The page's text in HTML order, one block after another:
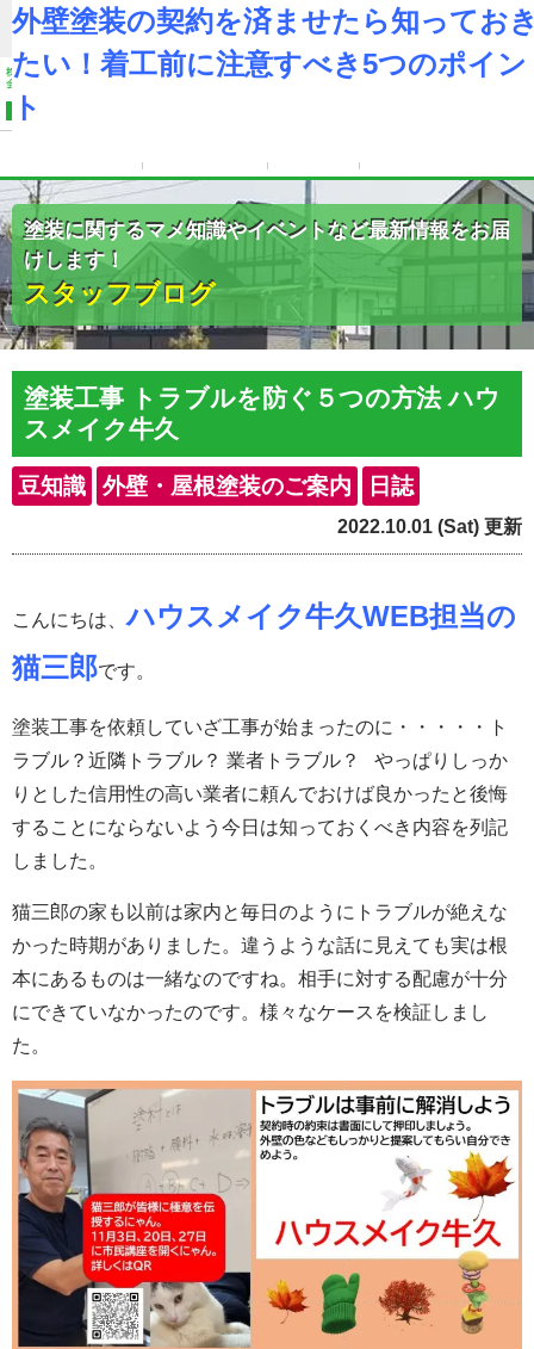
牛久店
つくば本
MENU
茨城県牛久市、つくば市、龍ヶ崎市の外壁塗装、屋根リフォーム専門店
塗装に関するマメ知識やイベントなど最新情報をお届
けします！
スタッフブログ
塗装工事 トラブルを防ぐ５つの方法 ハウ
スメイク牛久
豆知識 外壁・屋根塗装のご案内 日誌
2022.10.01 (Sat) 更新
こんにちは、ハウスメイク牛久WEB担当の
猫三郎です。
塗装工事を依頼していざ工事が始まったのに・・・・・ト
ラブル？近隣トラブル？ 業者トラブル？ やっぱりしっか
りとした信用性の高い業者に頼んでおけば良かったと後悔
することにならないよう今日は知っておくべき内容を列記
しました。
猫三郎の家も以前は家内と毎日のようにトラブルが絶えな
かった時期がありました。違うような話に見えても実は根
本にあるものは一緒なのですね。相手に対する配慮が十分
にできていなかったのです。様々なケースを検証しまし
た。
外壁塗装の契約を済ませたら知ってお
たい！着工前に注意すべき5つのポイン
ト